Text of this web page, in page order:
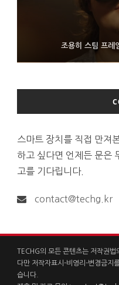
조용히 스팀 프레
9월 4일부터 서비스 접는보
스마트 장치를 직접 만져
하고 싶다면 언제든 문은
고를 기다립니다.
contact@techg.kr
TECHG의 모든 콘텐츠는 저작권법
다만 저작자표시-비영리-변경금지
습니다.